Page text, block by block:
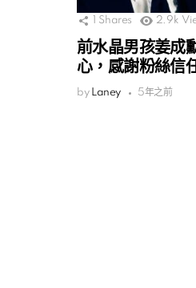
Shares 2.9k
前水晶男孩姜成
心，感謝粉絲信
by Laney 5年之前